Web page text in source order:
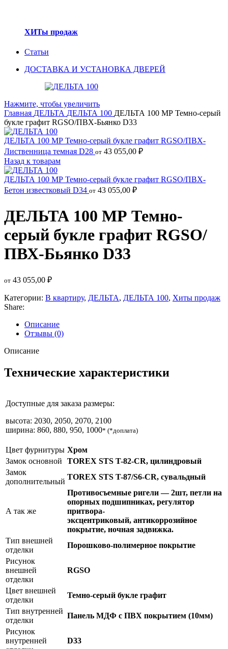
ХИТы продаж
Статьи
ДОСТАВКА И УСТАНОВКА ДВЕРЕЙ
Нажмите, чтобы увеличить
Главная ДЕЛЬТА ДЕЛЬТА 100 ДЕЛЬТА 100 МР Темно-серый
букле графит RGSO/ПВХ-Бьянко D33
ДЕЛЬТА 100 МР Темно-серый букле графит RGSO/ПВХ-
Лиственница темная D28 от 43 055,00 ₽
Назад к товарам
ДЕЛЬТА 100 МР Темно-серый букле графит RGSO/ПВХ-
Бетон известковый D34 от 43 055,00 ₽
ДЕЛЬТА 100 МР Темно-
серый букле графит RGSO/
ПВХ-Бьянко D33
от 43 055,00 ₽
Категории: В квартиру, ДЕЛЬТА, ДЕЛЬТА 100, Хиты продаж
Share:
Описание
Отзывы (0)
Описание
Технические характеристики
Доступные для заказа размеры:
высота: 2030, 2050, 2070, 2100
ширина: 860, 880, 950, 1000* (*доплата)
Цвет фурнитуры Хром
Замок основной
TOREX STS T-82-CR, цилиндровый
Замок
дополнительный
TOREX STS T-87/S6-CR, сувальдный
А так же
Противосъемные ригели — 2шт, петли на
опорных подшипниках, регулятор
притвора-
эксцентриковый, антикоррозийное
покрытие, ночная задвижка.
Тип внешней
отделки
Порошково-полимерное покрытие
Рисунок
внешней
отделки
RGSO
Цвет внешней
отделки
Темно-серый букле графит
Тип внутренней
отделки
Панель МДФ с ПВХ покрытием (10мм)
Рисунок
внутренней
D33